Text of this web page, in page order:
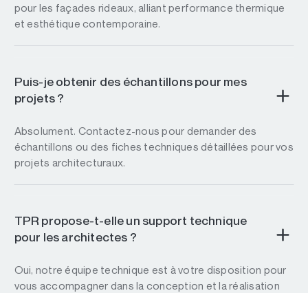
pour les façades rideaux, alliant performance thermique
et esthétique contemporaine.
Puis-je obtenir des échantillons pour mes
projets ?
Absolument. Contactez-nous pour demander des
échantillons ou des fiches techniques détaillées pour vos
projets architecturaux.
TPR propose-t-elle un support technique
pour les architectes ?
Oui, notre équipe technique est à votre disposition pour
vous accompagner dans la conception et la réalisation